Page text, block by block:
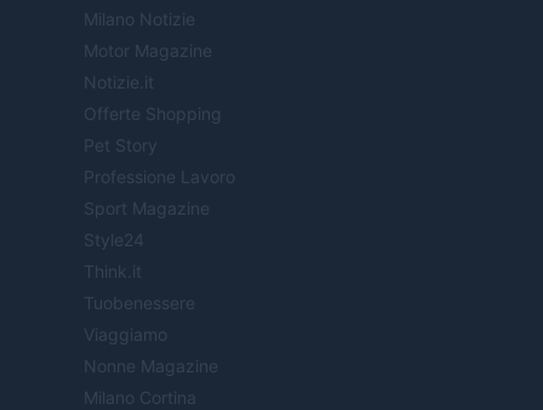
Milano Notizie
Motor Magazine
Notizie.it
Offerte Shopping
Pet Story
Professione Lavoro
Sport Magazine
Style24
Think.it
Tuobenessere
Viaggiamo
Nonne Magazine
Milano Cortina